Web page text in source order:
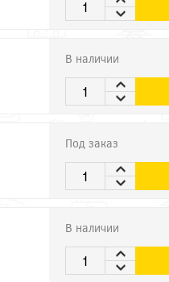
В наличии
Под заказ
В наличии